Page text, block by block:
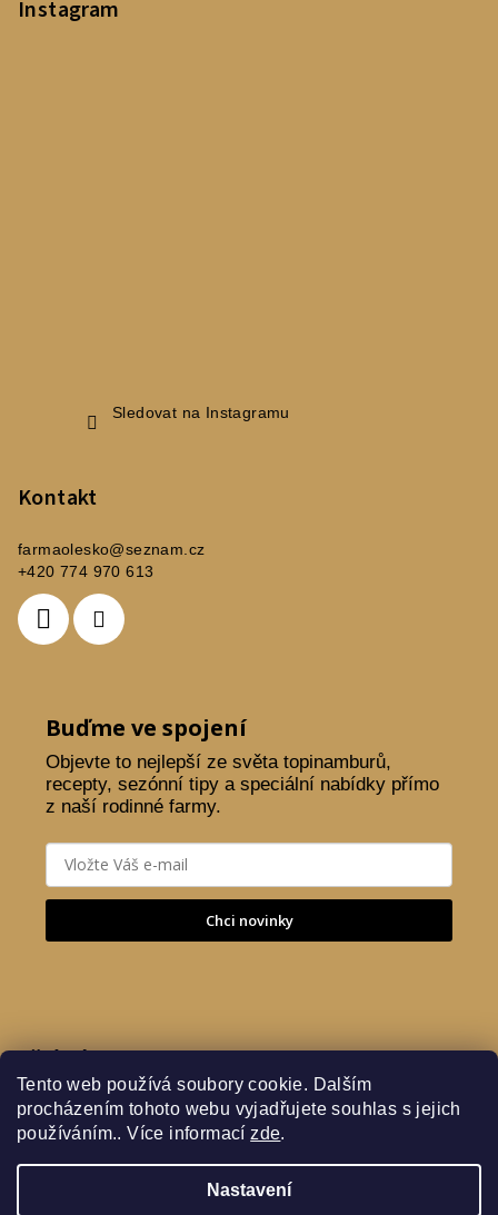
Tento web používá soubory cookie. Dalším
procházením tohoto webu vyjadřujete souhlas s jejich
používáním.. Více informacízde.
Nastavení
Instagram
Sledovat na Instagramu
Kontakt
farmaolesko@seznam.cz
+420 774 970 613
Buďme ve spojení
Objevte to nejlepší ze světa topinamburů,
recepty, sezónní tipy a speciální nabídky přímo
z naší rodinné farmy.
Chci novinky
Přijímáme online platby